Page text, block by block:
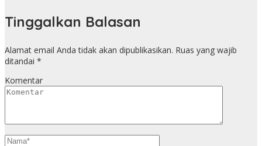
Tinggalkan Balasan
Alamat email Anda tidak akan dipublikasikan. Ruas yang wajib
ditandai *
Komentar